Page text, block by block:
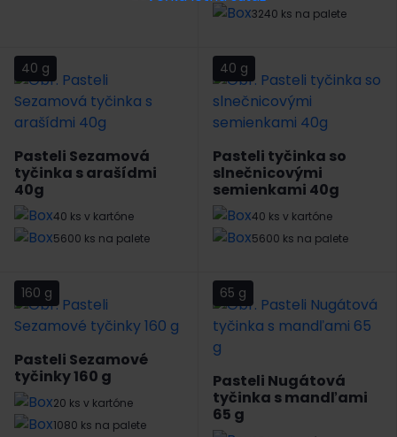
3240 ks na palete
40 g
Pasteli Sezamová
tyčinka s arašídmi
40g
40 ks v kartóne
5600 ks na palete
40 g
Pasteli tyčinka so
slnečnicovými
semienkami 40g
40 ks v kartóne
5600 ks na palete
160 g
Pasteli Sezamové
tyčinky 160 g
20 ks v kartóne
1080 ks na palete
65 g
Pasteli Nugátová
tyčinka s mandľami
65 g